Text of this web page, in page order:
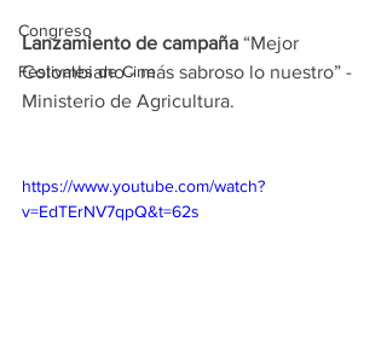
Congreso
Festivales de Cine
Lanzamiento de campaña “Mejor
Colombiano - más sabroso lo nuestro” -
Ministerio de Agricultura.
https://www.youtube.com/watch?
v=EdTErNV7qpQ&t=62s